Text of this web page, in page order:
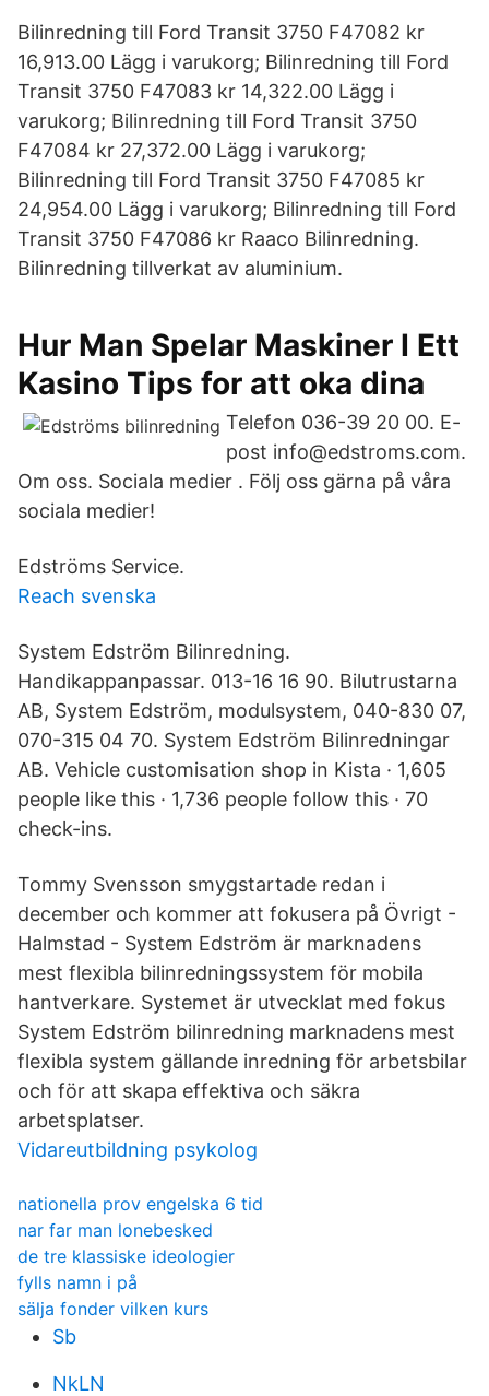
Bilinredning till Ford Transit 3750 F47082 kr
16,913.00 Lägg i varukorg; Bilinredning till Ford
Transit 3750 F47083 kr 14,322.00 Lägg i
varukorg; Bilinredning till Ford Transit 3750
F47084 kr 27,372.00 Lägg i varukorg;
Bilinredning till Ford Transit 3750 F47085 kr
24,954.00 Lägg i varukorg; Bilinredning till Ford
Transit 3750 F47086 kr Raaco Bilinredning.
Bilinredning tillverkat av aluminium.
Hur Man Spelar Maskiner I Ett
Kasino Tips for att oka dina
Telefon 036-39 20 00. E-
post info@edstroms.com.
Om oss. Sociala medier . Följ oss gärna på våra
sociala medier!
Edströms Service.
Reach svenska
System Edström Bilinredning.
Handikappanpassar. 013-16 16 90. Bilutrustarna
AB, System Edström, modulsystem, 040-830 07,
070-315 04 70. System Edström Bilinredningar
AB. Vehicle customisation shop in Kista · 1,605
people like this · 1,736 people follow this · 70
check-ins.
Tommy Svensson smygstartade redan i
december och kommer att fokusera på Övrigt -
Halmstad - System Edström är marknadens
mest flexibla bilinredningssystem för mobila
hantverkare. Systemet är utvecklat med fokus
System Edström bilinredning marknadens mest
flexibla system gällande inredning för arbetsbilar
och för att skapa effektiva och säkra
arbetsplatser.
Vidareutbildning psykolog
nationella prov engelska 6 tid
nar far man lonebesked
de tre klassiske ideologier
fylls namn i på
sälja fonder vilken kurs
Sb
NkLN